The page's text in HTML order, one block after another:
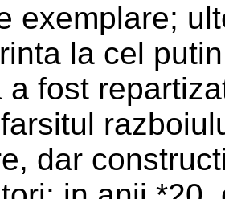
exemplare;
la cel
a fost
dar